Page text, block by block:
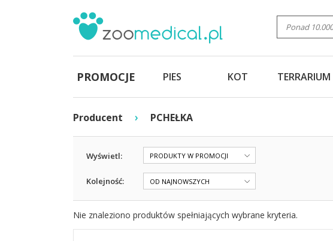
PROMOCJE PIES KOT TERRARIUM
Producent › PCHEŁKA
Wyświetl: PRODUKTY W PROMOCJI
Kolejność: OD NAJNOWSZYCH
Nie znaleziono produktów spełniających wybrane kryteria.